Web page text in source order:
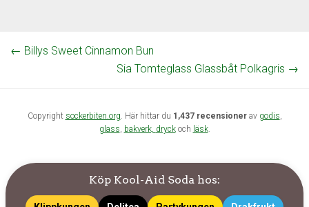
← Billys Sweet Cinnamon Bun
Sia Tomteglass Glassbåt Polkagris →
Köp Kool-Aid Soda hos:
Copyright sockerbiten.org . Här hittar du 1,437 recensionerav godis
glass bakverk, dryckoch läsk.